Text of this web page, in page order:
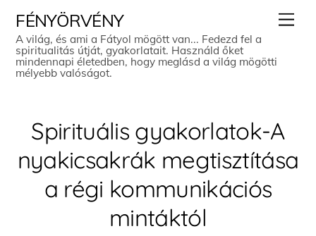
content
FÉNYÖRVÉNY
A világ, és ami a Fátyol mögött van... Fedezd fel a
spiritualitás útját, gyakorlatait. Használd őket
mindennapi életedben, hogy meglásd a világ mögötti
mélyebb valóságot.
Spirituális gyakorlatok-A
nyakicsakrák megtisztítása
a régi kommunikációs
mintáktól